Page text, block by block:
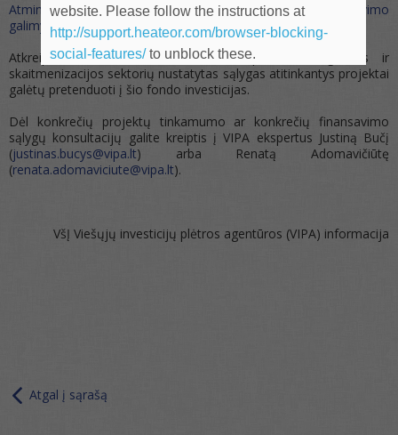
Atmintinė apie 3 jūrų iniciatyvos investicinio fondo finansavimo
galimybes
Atkreipiame Jūsų dėmesį, kad transporto, energetikos ir
skaitmenizacijos sektorių nustatytas sąlygas atitinkantys projektai
galėtų pretenduoti į šio fondo investicijas.
Dėl konkrečių projektų tinkamumo ar konkrečių finansavimo
sąlygų konsultacijų galite kreiptis į VIPA ekspertus Justiną Bučį
(justinas.bucys@vipa.lt) arba Renatą Adomavičiūtę
(renata.adomaviciute@vipa.lt).
VšĮ Viešųjų investicijų plėtros agentūros (VIPA) informacija
Atgal į sąrašą
website. Please follow the instructions at
http://support.heateor.com/browser-blocking-
social-features/to unblock these.